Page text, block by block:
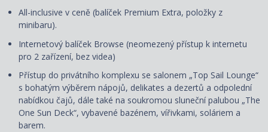
All-inclusive v ceně (balíček Premium Extra, položky z
minibaru).
Internetový balíček Browse (neomezený přístup k internetu
pro 2 zařízení, bez videa)
Přístup do privátního komplexu se salonem „Top Sail Lounge“
s bohatým výběrem nápojů, delikates a dezertů a odpolední
nabídkou čajů, dále také na soukromou sluneční palubou „The
One Sun Deck“, vybavené bazénem, vířivkami, soláriem a
barem.